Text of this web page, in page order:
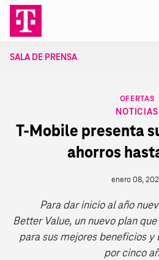
contenido
SALA DE PRENSA
OFERTAS
NOTICIAS
T‑Mobile presenta
ahorros
enero 08,
Para dar inicio al año
Better Value, un nuevo plan
para sus mejores beneficios y
por cinco